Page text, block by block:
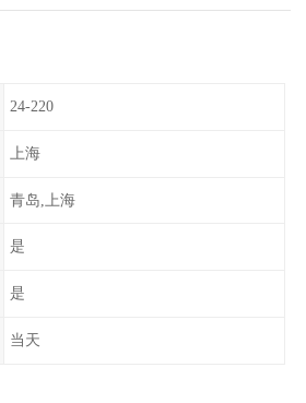
24-220
上海
青岛,上海
是
是
当天